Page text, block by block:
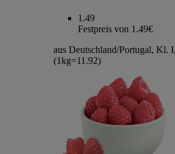
1.49
Festpreis von 1.49€
aus Deutschland/Portugal, Kl.
(1kg=11.92)